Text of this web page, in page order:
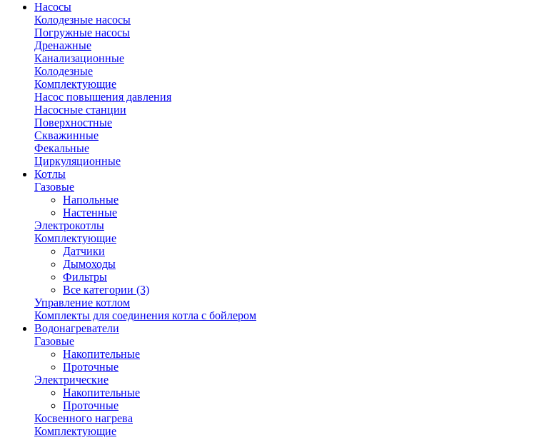
Насосы
Колодезные насосы
Погружные насосы
Дренажные
Канализационные
Колодезные
Комплектующие
Насос повышения давления
Насосные станции
Поверхностные
Скважинные
Фекальные
Циркуляционные
Котлы
Газовые
Напольные
Настенные
Электрокотлы
Комплектующие
Датчики
Дымоходы
Фильтры
Все категории (3)
Управление котлом
Комплекты для соединения котла с бойлером
Водонагреватели
Газовые
Накопительные
Проточные
Электрические
Накопительные
Проточные
Косвенного нагрева
Комплектующие